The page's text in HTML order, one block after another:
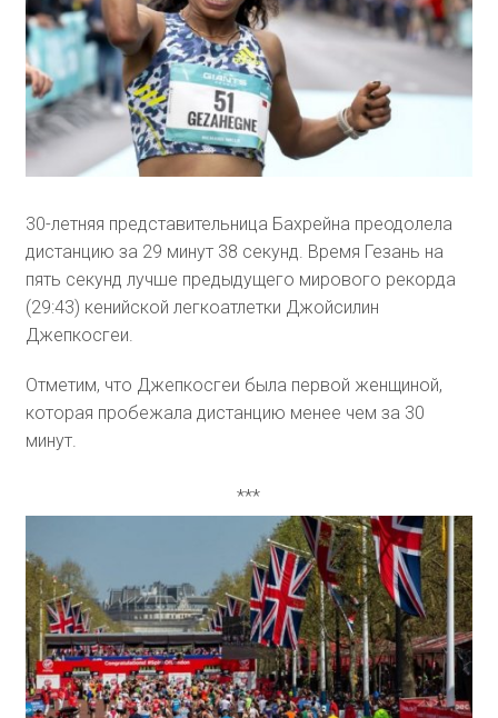
30-летняя представительница Бахрейна преодолела
дистанцию за 29 минут 38 секунд. Время Гезань на
пять секунд лучше предыдущего мирового рекорда
(29:43) кенийской легкоатлетки Джойсилин
Джепкосгеи.
Отметим, что Джепкосгеи была первой женщиной,
которая пробежала дистанцию менее чем за 30
минут.
***